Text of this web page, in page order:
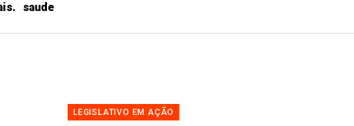
saude
LEGISLATIVO EM AÇÃO